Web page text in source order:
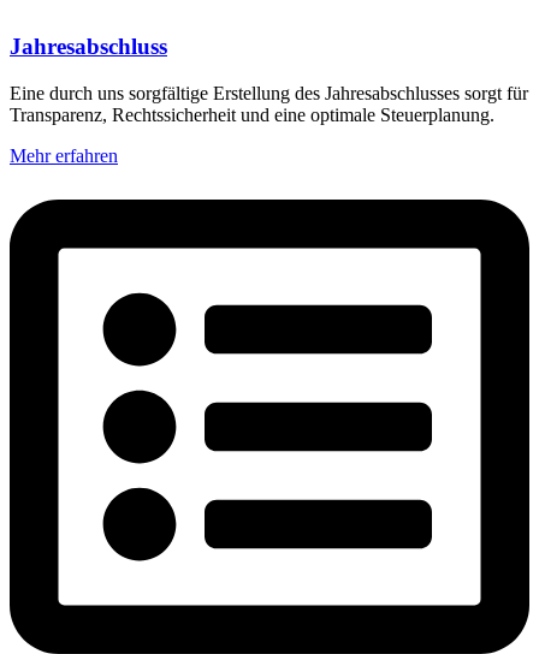
Jahresabschluss
Eine durch uns sorgfältige Erstellung des Jahresabschlusses sorgt für
Transparenz, Rechtssicherheit und eine optimale Steuerplanung.
Mehr erfahren